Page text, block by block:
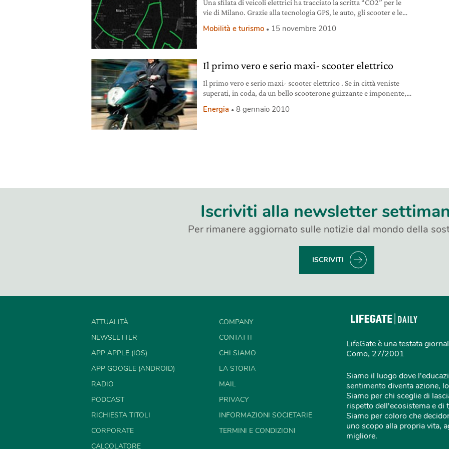
Una sfilata di veicoli elettrici ha tracciato la scritta “CO2” per le
vie di Milano. Grazie alla tecnologia GPS, le auto, gli scooter e le
bici, hanno percorso un tracciato che grazie alle indicazioni da
satellite, ha permesso di disegnare la monumentale scritta sulla
Mobilità e turismo 15 novembre 2010
Il primo vero e serio maxi- scooter elettrico
Il primo vero e serio maxi- scooter elettrico . Se in città veniste
superati, in coda, da un bello scooterone guizzante e imponente,
lanciato da una fionda. Va da sé, con un filo d’energia elettrica, e
Energia 8 gennaio 2010
Iscriviti alla newsletter
Per rimanere aggiornato sulle notizie dal mondo della
ISCRIVITI
ATTUALITÀ
NEWSLETTER
APP APPLE (IOS)
APP GOOGLE (ANDROID)
RADIO
PODCAST
RICHIESTA TITOLI
CORPORATE
CALCOLATORE
COMPANY
CONTATTI
CHI SIAMO
LA STORIA
MAIL
PRIVACY
INFORMAZIONI SOCIETARIE
TERMINI E CONDIZIONI
LifeGate è una testata
Como, 27/2001
Siamo il luogo dove
sentimento diventa azione,
Siamo per chi sceglie di
rispetto dell'ecosistema e di
Siamo per coloro che
uno scopo alla propria vita,
migliore.